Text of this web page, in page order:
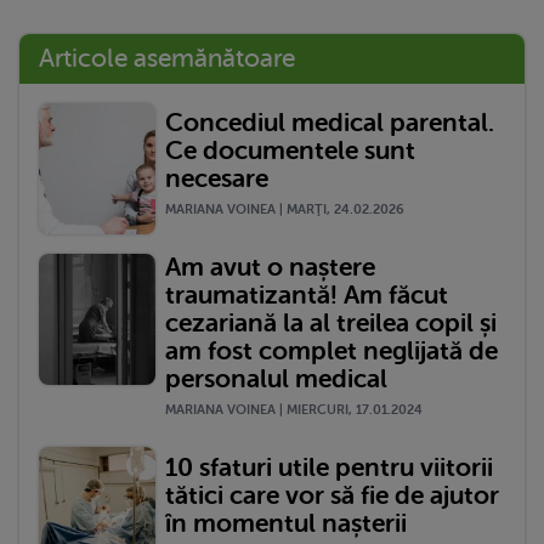
Articole asemănătoare
Concediul medical parental.
Ce documentele sunt
necesare
MARIANA VOINEA | MARŢI, 24.02.2026
Am avut o naștere
traumatizantă! Am făcut
cezariană la al treilea copil și
am fost complet neglijată de
personalul medical
MARIANA VOINEA | MIERCURI, 17.01.2024
10 sfaturi utile pentru viitorii
tătici care vor să fie de ajutor
în momentul nașterii